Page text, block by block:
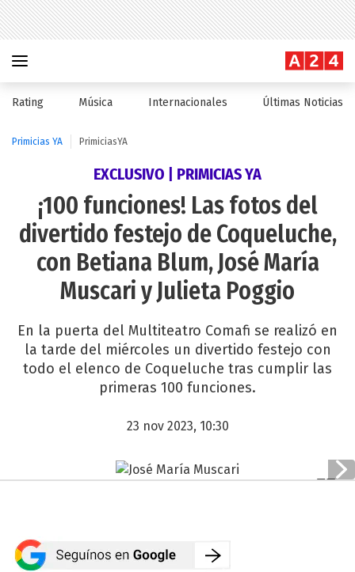
Rating Música Internacionales Últimas Noticias
Primicias YA PrimiciasYA
EXCLUSIVO | PRIMICIAS YA
¡100 funciones! Las fotos del
divertido festejo de Coqueluche,
con Betiana Blum, José María
Muscari y Julieta Poggio
En la puerta del Multiteatro Comafi se realizó en
la tarde del miércoles un divertido festejo con
todo el elenco de Coqueluche tras cumplir las
primeras 100 funciones.
23 nov 2023, 10:30